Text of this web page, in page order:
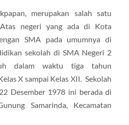
merupakan salah satu
Atas negeri yang ada di Kota
SMA pada umumnya di
sekolah di SMA Negeri 2
dalam waktu tiga tahun
X sampai Kelas XII. Sekolah
Desember 1978 ini berada di
Samarinda, Kecamatan